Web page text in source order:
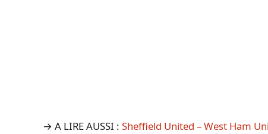
→ A LIRE AUSSI : Sheffield United – West Ham